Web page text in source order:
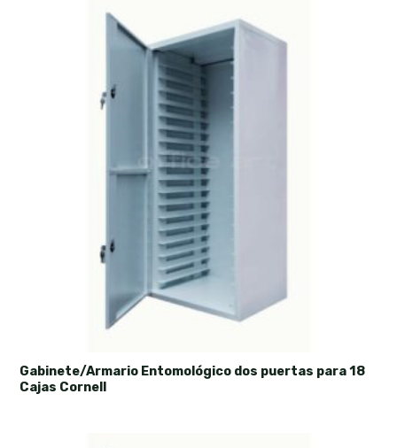
Gabinete/Armario Entomológico dos puertas para 18
Cajas Cornell